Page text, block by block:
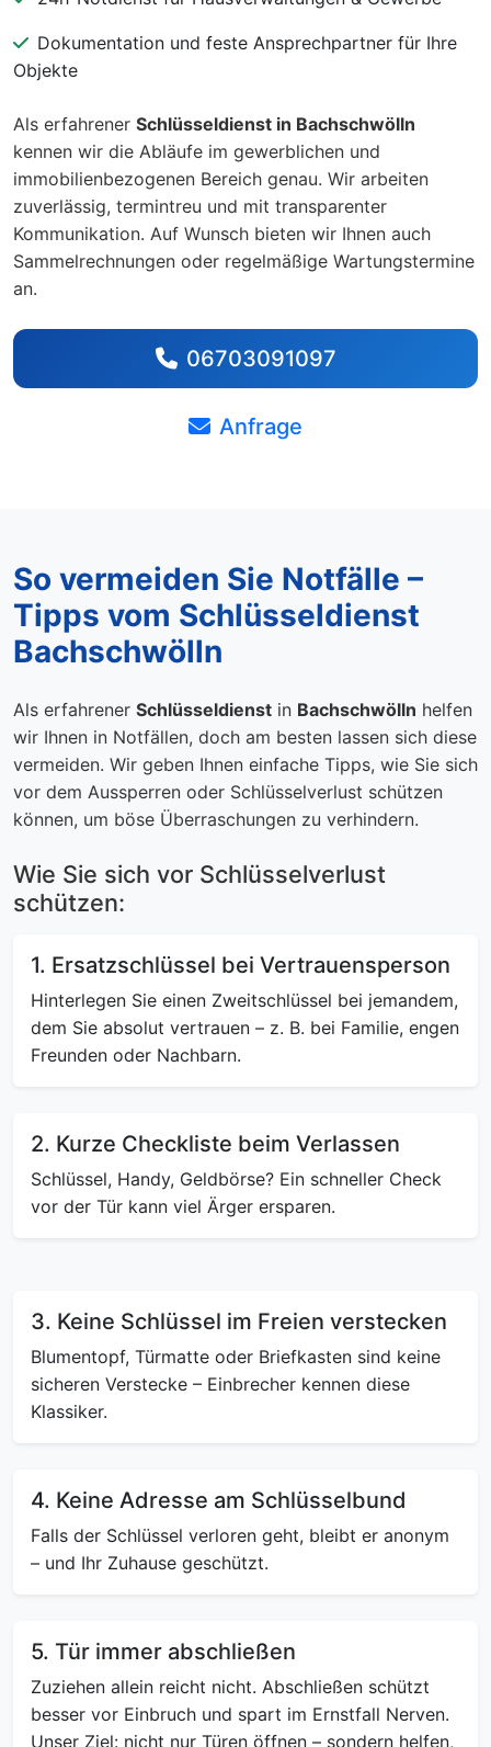
Dokumentation und feste Ansprechpartner für Ihre
Objekte
Als erfahrener Schlüsseldienst in Bachschwölln
kennen wir die Abläufe im gewerblichen und
immobilienbezogenen Bereich genau. Wir arbeiten
zuverlässig, termintreu und mit transparenter
Kommunikation. Auf Wunsch bieten wir Ihnen auch
Sammelrechnungen oder regelmäßige Wartungstermine
an.
06703091097
Anfrage
So vermeiden Sie Notfälle –
Tipps vom Schlüsseldienst
Bachschwölln
Als erfahrener Schlüsseldienst in Bachschwölln helfen
wir Ihnen in Notfällen, doch am besten lassen sich diese
vermeiden. Wir geben Ihnen einfache Tipps, wie Sie sich
vor dem Aussperren oder Schlüsselverlust schützen
können, um böse Überraschungen zu verhindern.
Wie Sie sich vor Schlüsselverlust
schützen:
1. Ersatzschlüssel bei Vertrauensperson
Hinterlegen Sie einen Zweitschlüssel bei jemandem,
dem Sie absolut vertrauen – z. B. bei Familie, engen
Freunden oder Nachbarn.
2. Kurze Checkliste beim Verlassen
Schlüssel, Handy, Geldbörse? Ein schneller Check
vor der Tür kann viel Ärger ersparen.
3. Keine Schlüssel im Freien verstecken
Blumentopf, Türmatte oder Briefkasten sind keine
sicheren Verstecke – Einbrecher kennen diese
Klassiker.
4. Keine Adresse am Schlüsselbund
Falls der Schlüssel verloren geht, bleibt er anonym
– und Ihr Zuhause geschützt.
5. Tür immer abschließen
Zuziehen allein reicht nicht. Abschließen schützt
besser vor Einbruch und spart im Ernstfall Nerven.
Unser Ziel: nicht nur Türen öffnen – sondern helfen,